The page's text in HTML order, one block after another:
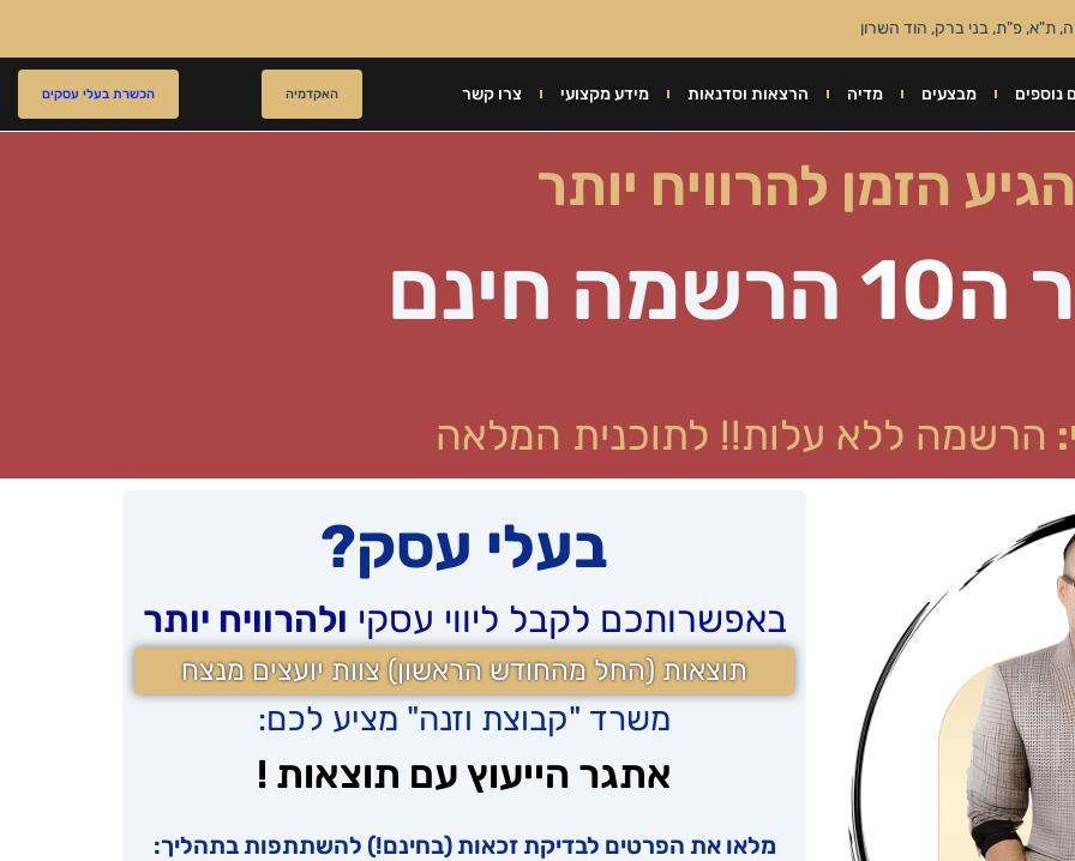
ת"א, פ"ת, בני ברק, הוד השרון
נוספים מבצעים מדיה הרצאות וסדנאות מידע מקצועי צרו קשר האקדמיה הכשרת בעלי עסקים
הגיע הזמן להרוויח יותר
ה10 הרשמה חינם
הרשמה ללא עלות!! לתוכנית המלאה
בעלי עסק?
באפשרותכם לקבל ליווי עסקי ולהרוויח יותר
תוצאות (החל מהחודש הראשון) צוות יועצים מנצח
משרד "קבוצת וזנה" מציע לכם:
אתגר הייעוץ עם תוצאות !
מלאו את הפרטים לבדיקת זכאות (בחינם!) להשתתפות בתהליך: